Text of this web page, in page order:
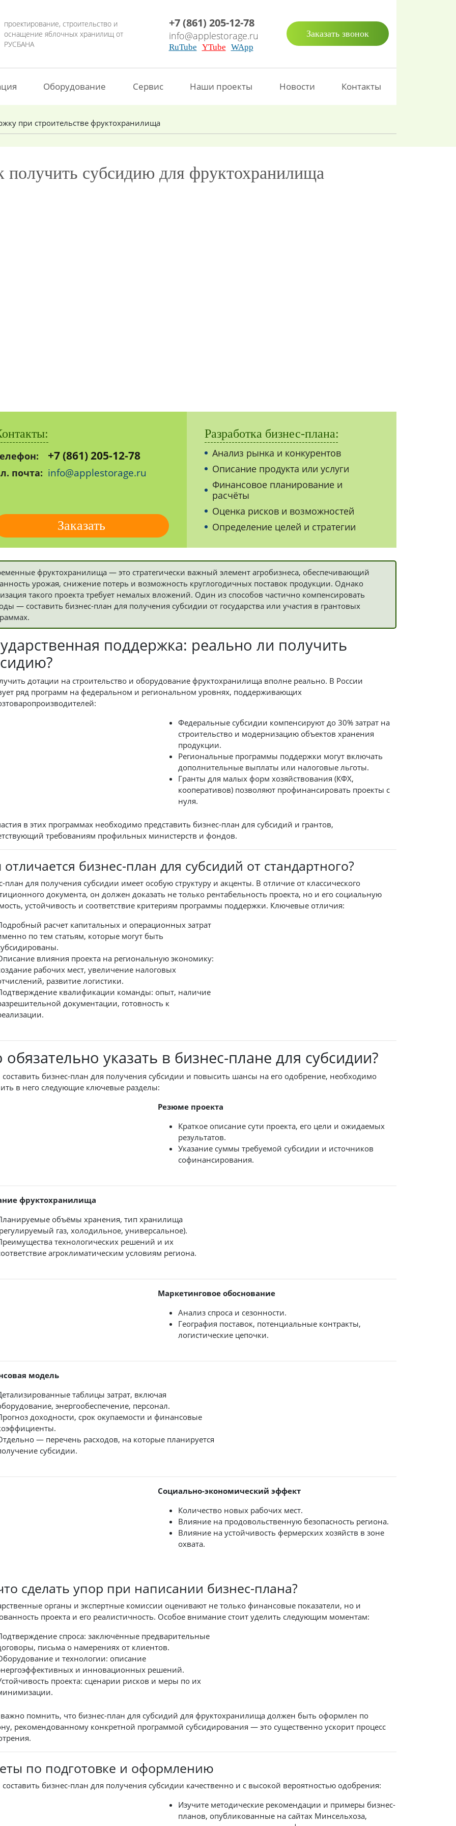
проектирование, строительство и
оснащение яблочных хранилищ от
РУСБАНА
+7 (861) 205-12-78
info@applestorage.ru
RuTube YTube WApp
Заказать звонок
Оборудование Сервис Наши проекты Новости Контакты
при строительстве фруктохранилища
получить субсидию для фруктохранилища
+7 (861) 205-12-78
почта: info@applestorage.ru
Заказать
Разработка бизнес-плана:
Анализ рынка и конкурентов
Описание продукта или услуги
Финансовое планирование и
расчёты
Оценка рисков и возможностей
Определение целей и стратегии
фруктохранилища — это стратегически важный элемент агробизнеса, обеспечивающий
урожая, снижение потерь и возможность круглогодичных поставок продукции. Однако
такого проекта требует немалых вложений. Один из способов частично компенсировать
— составить бизнес-план для получения субсидии от государства или участия в грантовых
поддержка: реально ли получить
дотации на строительство и оборудование фруктохранилища вполне реально. В России
ряд программ на федеральном и региональном уровнях, поддерживающих
Федеральные субсидии компенсируют до 30% затрат на
строительство и модернизацию объектов хранения
продукции.
Региональные программы поддержки могут включать
дополнительные выплаты или налоговые льготы.
Гранты для малых форм хозяйствования (КФХ,
кооперативов) позволяют профинансировать проекты с
нуля.
в этих программах необходимо представить бизнес-план для субсидий и грантов,
требованиям профильных министерств и фондов.
бизнес-план для субсидий от стандартного?
план для получения субсидии имеет особую структуру и акценты. В отличие от классического
документа, он должен доказать не только рентабельность проекта, но и его социальную
устойчивость и соответствие критериям программы поддержки. Ключевые отличия:
расчет капитальных и операционных затрат
по тем статьям, которые могут быть
влияния проекта на региональную экономику:
рабочих мест, увеличение налоговых
развитие логистики.
квалификации команды: опыт, наличие
документации, готовность к
обязательно указать в бизнес-плане для субсидии?
бизнес-план для получения субсидии и повысить шансы на его одобрение, необходимо
в него следующие ключевые разделы:
Резюме проекта
Краткое описание сути проекта, его цели и ожидаемых
результатов.
Указание суммы требуемой субсидии и источников
софинансирования.
фруктохранилища
объёмы хранения, тип хранилища
газ, холодильное, универсальное).
технологических решений и их
агроклиматическим условиям региона.
Маркетинговое обоснование
Анализ спроса и сезонности.
География поставок, потенциальные контракты,
логистические цепочки.
модель
таблицы затрат, включая
энергообеспечение, персонал.
доходности, срок окупаемости и финансовые
— перечень расходов, на которые планируется
субсидии.
Социально-экономический эффект
Количество новых рабочих мест.
Влияние на продовольственную безопасность региона.
Влияние на устойчивость фермерских хозяйств в зоне
охвата.
сделать упор при написании бизнес-плана?
органы и экспертные комиссии оценивают не только финансовые показатели, но и
проекта и его реалистичность. Особое внимание стоит уделить следующим моментам:
спроса: заключённые предварительные
письма о намерениях от клиентов.
и технологии: описание
и инновационных решений.
проекта: сценарии рисков и меры по их
помнить, что бизнес-план для субсидий для фруктохранилища должен быть оформлен по
рекомендованному конкретной программой субсидирования — это существенно ускорит процесс
по подготовке и оформлению
бизнес-план для получения субсидии качественно и с высокой вероятностью одобрения:
Изучите методические рекомендации и примеры бизнес-
планов, опубликованные на сайтах Минсельхоза,